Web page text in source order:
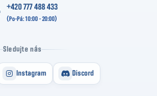
+420 777 488 433
Sledujte nás
Instagram Discord